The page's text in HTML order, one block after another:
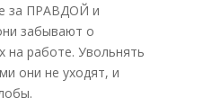
за ПРАВДОЙ и
забывают о
на работе. Увольнять
они не уходят, и